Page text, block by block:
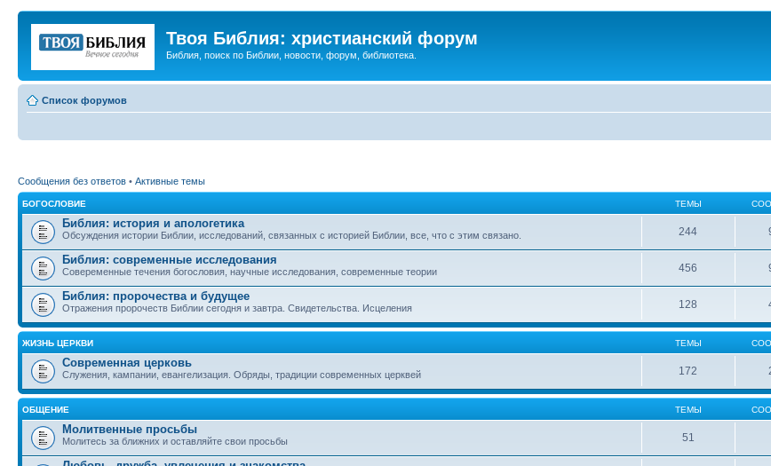
Твоя Библия: христианский форум
Библия, поиск по Библии, новости, форум, библиотека.
Список форумов
Сообщения без ответов • Активные темы
БОГОСЛОВИЕ ТЕМЫ
Библия: история и апологетика
Обсуждения истории Библии, исследований, связанных с историей Библии, все, что с этим связано. 244
Библия: современные исследования
Совеременные течения богословия, научные исследования, современные теории 456
Библия: пророчества и будущее
Отражения пророчеств Библии сегодня и завтра. Свидетельства. Исцеления 128
ЖИЗНЬ ЦЕРКВИ ТЕМЫ
Современная церковь
Служения, кампании, евангелизация. Обряды, традиции современных церквей 172
ОБЩЕНИЕ ТЕМЫ
Молитвенные просьбы
Молитесь за ближних и оставляйте свои просьбы 51